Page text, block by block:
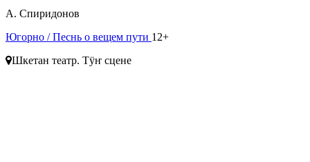
А. Спиридонов
Югорно / Песнь о вещем пути 12+
Шкетан театр. Тӱҥ сцене